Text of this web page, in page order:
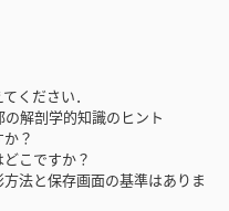
ください．
解剖学的知識のヒント
？
こですか？
法と保存画面の基準はありま